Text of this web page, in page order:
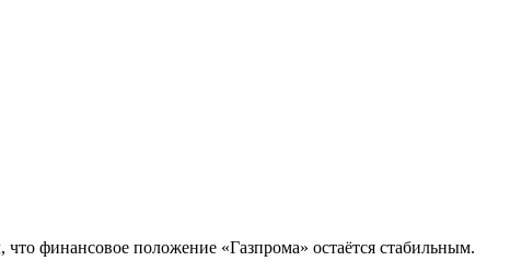
финансовое положение «Газпрома» остаётся стабильным.